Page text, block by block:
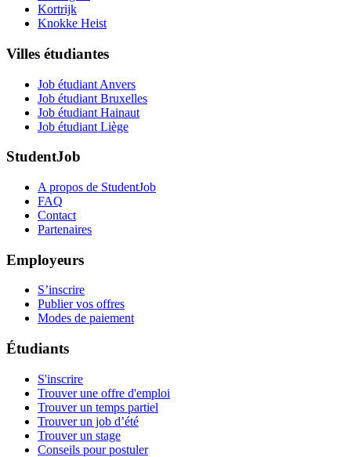
Kortrijk
Knokke Heist
Villes étudiantes
Job étudiant Anvers
Job étudiant Bruxelles
Job étudiant Hainaut
Job étudiant Liège
StudentJob
A propos de StudentJob
FAQ
Contact
Partenaires
Employeurs
S’inscrire
Publier vos offres
Modes de paiement
Étudiants
S'inscrire
Trouver une offre d'emploi
Trouver un temps partiel
Trouver un job d’été
Trouver un stage
Conseils pour postuler